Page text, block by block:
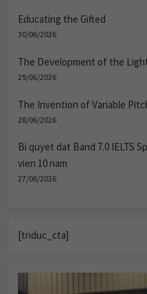
Educating the Gifted
30/06/2026
The Development of the
29/06/2026
The Invention of Variable
28/06/2026
Bi quyet dat Band 7.0 IELTS
vien 10 nam
27/06/2026
[triduc_cta]